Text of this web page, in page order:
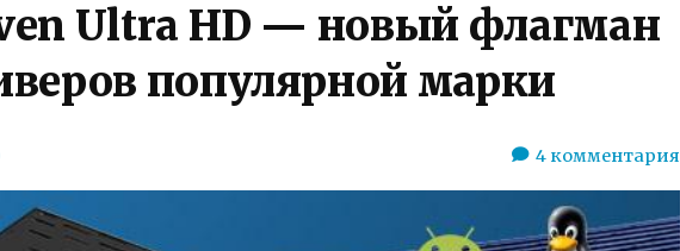
Ultra HD — новый флагман
популярной марки
4комментария